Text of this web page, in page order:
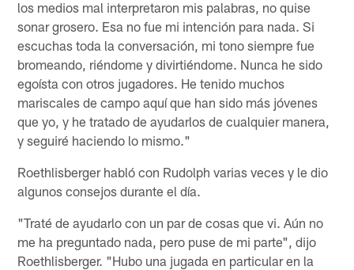
los medios mal interpretaron mis palabras, no quise
sonar grosero. Esa no fue mi intención para nada. Si
escuchas toda la conversación, mi tono siempre fue
bromeando, riéndome y divirtiéndome. Nunca he sido
egoísta con otros jugadores. He tenido muchos
mariscales de campo aquí que han sido más jóvenes
que yo, y he tratado de ayudarlos de cualquier manera,
y seguiré haciendo lo mismo."
Roethlisberger habló con Rudolph varias veces y le dio
algunos consejos durante el día.
"Traté de ayudarlo con un par de cosas que vi. Aún no
me ha preguntado nada, pero puse de mi parte", dijo
Roethlisberger. "Hubo una jugada en particular en la